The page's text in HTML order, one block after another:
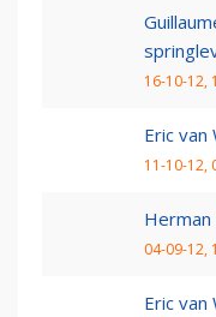
16-10-12,
Eric van
11-10-12,
04-09-12,
Eric van